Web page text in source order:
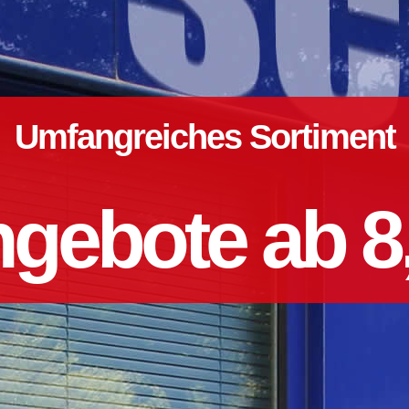
Umfangreiches Sortiment
ab